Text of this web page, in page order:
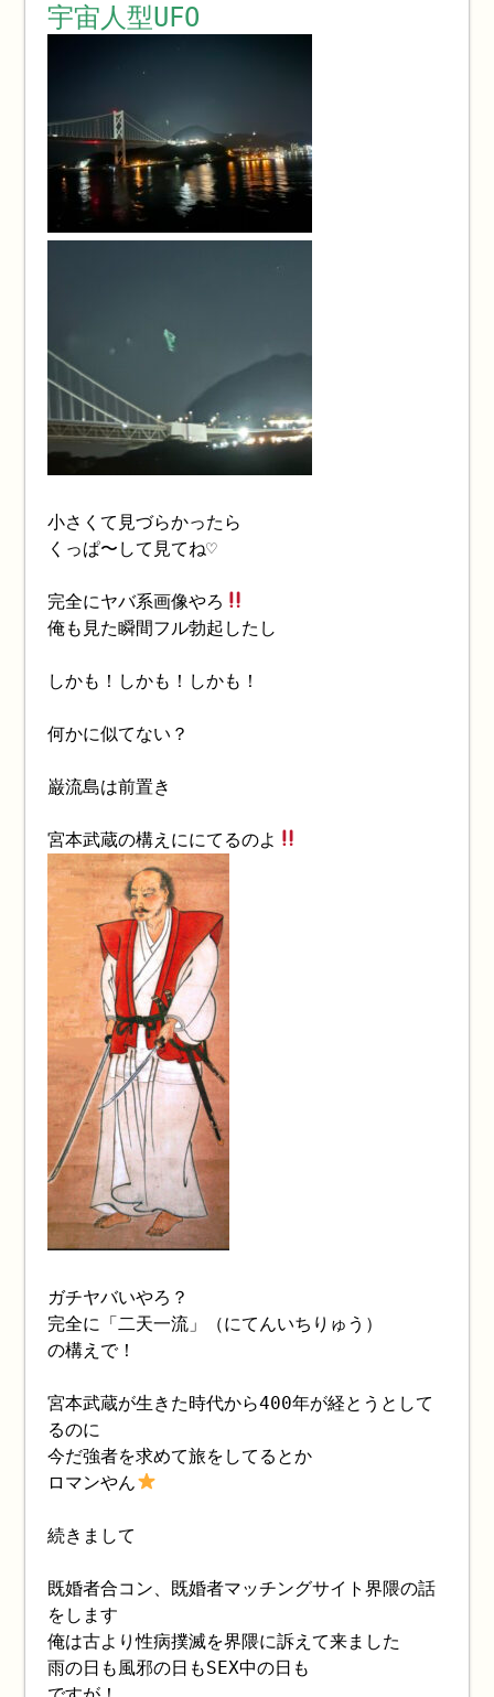
宇宙人型UFO
小さくて見づらかったら
くっぱ〜して見てね♡
完全にヤバ系画像やろ
俺も見た瞬間フル勃起したし
しかも！しかも！しかも！
何かに似てない？
巌流島は前置き
宮本武蔵の構えににてるのよ
ガチヤバいやろ？
完全に「二天一流」（にてんいちりゅう）
の構えで！
宮本武蔵が生きた時代から400年が経とうとして
るのに
今だ強者を求めて旅をしてるとか
ロマンやん
続きまして
既婚者合コン、既婚者マッチングサイト界隈の話
をします
俺は古より性病撲滅を界隈に訴えて来ました
雨の日も風邪の日もSEX中の日も